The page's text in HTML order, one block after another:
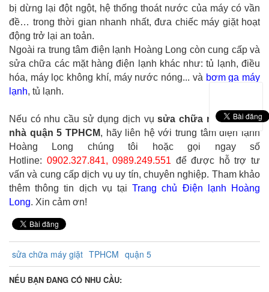
bị dừng lại đột ngột, hệ thống thoát nước của máy có vần
đề… trong thời gian nhanh nhất, đưa chiếc máy giặt hoạt
động trở lại an toản.
Ngoài ra trung tâm điện lạnh Hoàng Long còn cung cấp và
sửa chữa các mặt hàng điện lạnh khác như: tủ lạnh, điều
hóa, máy lọc không khí, máy nước nóng... và bơm ga máy
lạnh, tủ lạnh.
Nếu có nhu cầu sử dụng dịch vụsửa chữa máy giặt tại
nhà quận 5 TPHCM, hãy liên hệ với trung tâm điện lạnh
Hoàng Long chúng tôi hoặc gọi ngay số
Hotline: 0902.327.841, 0989.249.551 để được hỗ trợ tư
vấn và cung cấp dịch vụ uy tín, chuyên nghiệp. Tham khảo
thêm thông tin dịch vụ tạiTrang chủ Điện lạnh Hoàng
Long. Xin cảm ơn!
sửa chữa máy giặt TPHCM quận 5
NẾU BẠN ĐANG CÓ NHU CẦU: